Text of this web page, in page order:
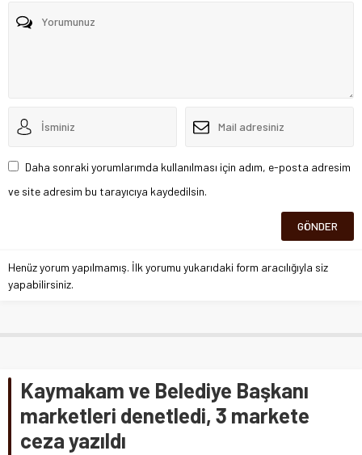
Daha sonraki yorumlarımda kullanılması için adım, e-posta adresim
ve site adresim bu tarayıcıya kaydedilsin.
Henüz yorum yapılmamış. İlk yorumu yukarıdaki form aracılığıyla siz
yapabilirsiniz.
Kaymakam ve Belediye Başkanı
marketleri denetledi, 3 markete
ceza yazıldı